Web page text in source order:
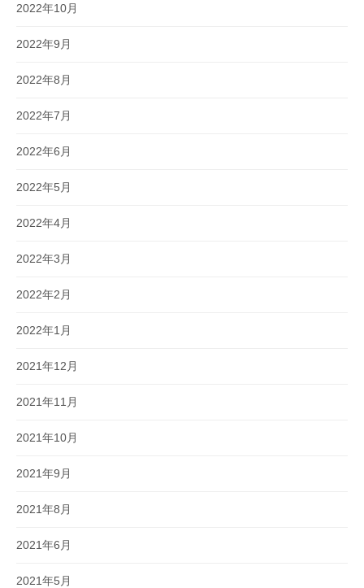
2022年10月
2022年9月
2022年8月
2022年7月
2022年6月
2022年5月
2022年4月
2022年3月
2022年2月
2022年1月
2021年12月
2021年11月
2021年10月
2021年9月
2021年8月
2021年6月
2021年5月